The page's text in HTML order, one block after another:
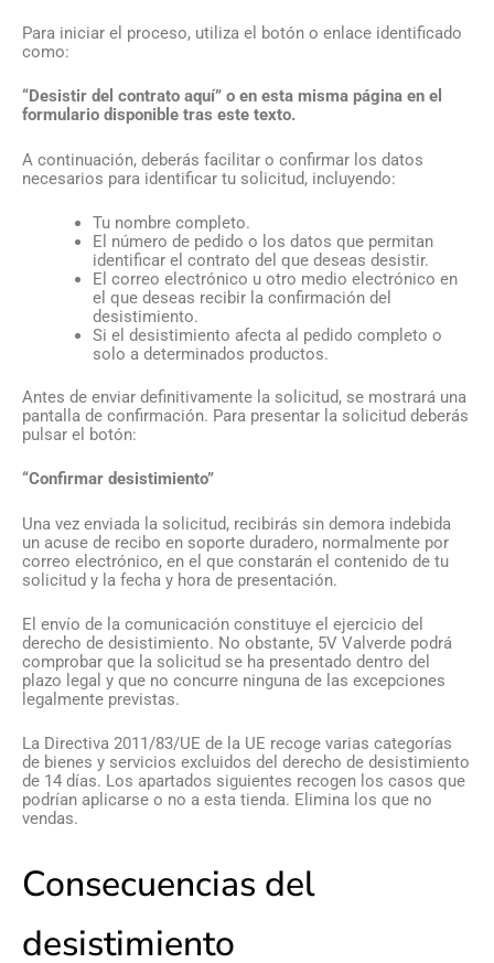
Para iniciar el proceso, utiliza el botón o enlace identificado
como:
“Desistir del contrato aquí” o en esta misma página en el
formulario disponible tras este texto.
A continuación, deberás facilitar o confirmar los datos
necesarios para identificar tu solicitud, incluyendo:
Tu nombre completo.
El número de pedido o los datos que permitan
identificar el contrato del que deseas desistir.
El correo electrónico u otro medio electrónico en
el que deseas recibir la confirmación del
desistimiento.
Si el desistimiento afecta al pedido completo o
solo a determinados productos.
Antes de enviar definitivamente la solicitud, se mostrará una
pantalla de confirmación. Para presentar la solicitud deberás
pulsar el botón:
“Confirmar desistimiento”
Una vez enviada la solicitud, recibirás sin demora indebida
un acuse de recibo en soporte duradero, normalmente por
correo electrónico, en el que constarán el contenido de tu
solicitud y la fecha y hora de presentación.
El envío de la comunicación constituye el ejercicio del
derecho de desistimiento. No obstante, 5V Valverde podrá
comprobar que la solicitud se ha presentado dentro del
plazo legal y que no concurre ninguna de las excepciones
legalmente previstas.
La Directiva 2011/83/UE de la UE recoge varias categorías
de bienes y servicios excluidos del derecho de desistimiento
de 14 días. Los apartados siguientes recogen los casos que
podrían aplicarse o no a esta tienda. Elimina los que no
vendas.
Consecuencias del
desistimiento